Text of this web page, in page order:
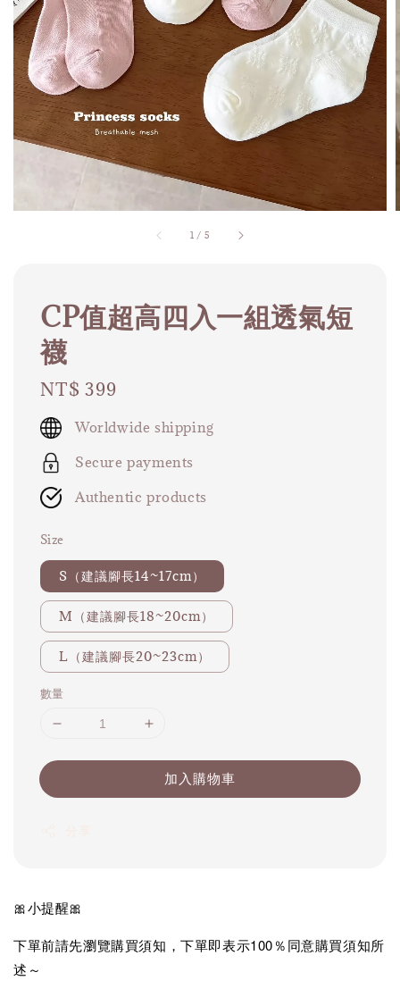
1 / 5
CP值超高四入一組透氣短
襪
Regular
price
NT$ 399
Worldwide shipping
Secure payments
Authentic products
Size
S（建議腳長14~17cm）
M（建議腳長18~20cm）
L（建議腳長20~23cm）
數量
加入購物車
🎀小提醒🎀
下單前請先瀏覽購買須知，下單即表示100％同意購買須知所
述～